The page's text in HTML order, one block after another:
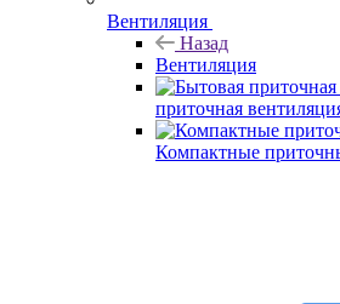
Вентиляция
Назад
Вентиляция
приточная
Компактные